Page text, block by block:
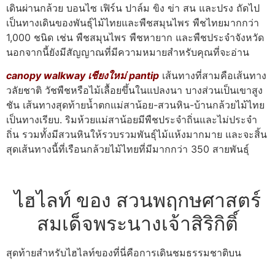
เดินผ่านกล้วย บอนไซ เฟิร์น ปาล์ม ขิง ข่า สน และปรง ถัดไป
เป็นทางเดินของพันธุ์ไม้ไทยและพืชสมุนไพร พืชไทยมากกว่า
1,000 ชนิด เช่น พืชสมุนไพร พืชหายาก และพืชประจำจังหวัด
นอกจากนี้ยังมีสัญญาณที่มีความหมายสำหรับคุณที่จะอ่าน
canopy walkway เชียงใหม่ pantip เส้นทางที่สามคือเส้นทาง
วลัยชาติ วัชพืชหรือไม้เลื้อยขึ้นในแปลงนา บางส่วนเป็นเขาสูง
ชัน เส้นทางสุดท้ายน้ำตกแม่สาน้อย-สวนหิน-บ้านกล้วยไม้ไทย
เป็นทางเรียบ. ริมห้วยแม่สาน้อยมีพืชประจำถิ่นและไม่ประจำ
ถิ่น รวมทั้งมีสวนหินให้รวบรวมพันธุ์ไม้แห้งมากมาย และจะสิ้น
สุดเส้นทางนี้ที่เรือนกล้วยไม้ไทยที่มีมากกว่า 350 สายพันธุ์
ไฮไลท์ ของ สวนพฤกษศาสตร์
สมเด็จพระนางเจ้าสิริกิติ์
สุดท้ายสำหรับไฮไลท์ของที่นี่คือการเดินชมธรรมชาติบน